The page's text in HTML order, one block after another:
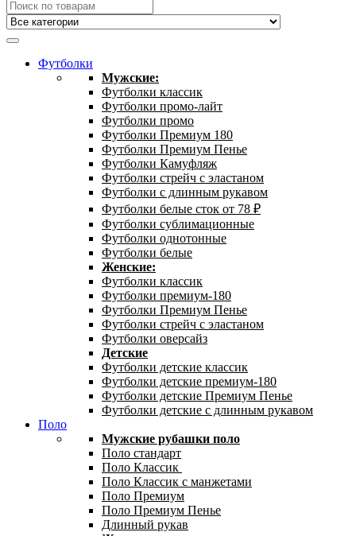
Футболки
Мужские:
Футболки классик
Футболки промо-лайт
Футболки промо
Футболки Премиум 180
Футболки Премиум Пенье
Футболки Камуфляж
Футболки стрейч с эластаном
Футболки с длинным рукавом
Футболки белые сток от 78 ₽
Футболки сублимационные
Футболки однотонные
Футболки белые
Женские:
Футболки классик
Футболки премиум-180
Футболки Премиум Пенье
Футболки стрейч с эластаном
Футболки оверсайз
Детские
Футболки детские классик
Футболки детские премиум-180
Футболки детские Премиум Пенье
Футболки детские с длинным рукавом
Поло
Мужские рубашки поло
Поло стандарт
Поло Классик
Поло Классик с манжетами
Поло Премиум
Поло Премиум Пенье
Длинный рукав